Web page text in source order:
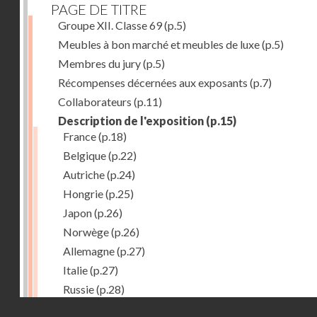
PAGE DE TITRE
Groupe XII. Classe 69(p.5)
Meubles à bon marché et meubles de luxe(p.5)
Membres du jury(p.5)
Récompenses décernées aux exposants (p.7)
Collaborateurs (p.11)
Description de l'exposition (p.15)
France(p.18)
Belgique(p.22)
Autriche(p.24)
Hongrie(p.25)
Japon(p.26)
Norwège(p.26)
Allemagne(p.27)
Italie(p.27)
Russie(p.28)